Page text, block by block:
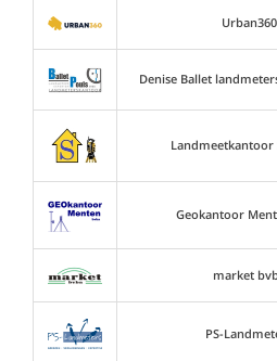
Urban360
Denise Ballet
Landmeetkantoor
Geokantoor
market
PS-